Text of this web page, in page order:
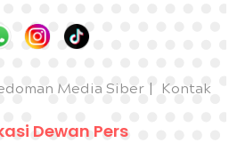
Media Siber Kontak
Dewan Pers